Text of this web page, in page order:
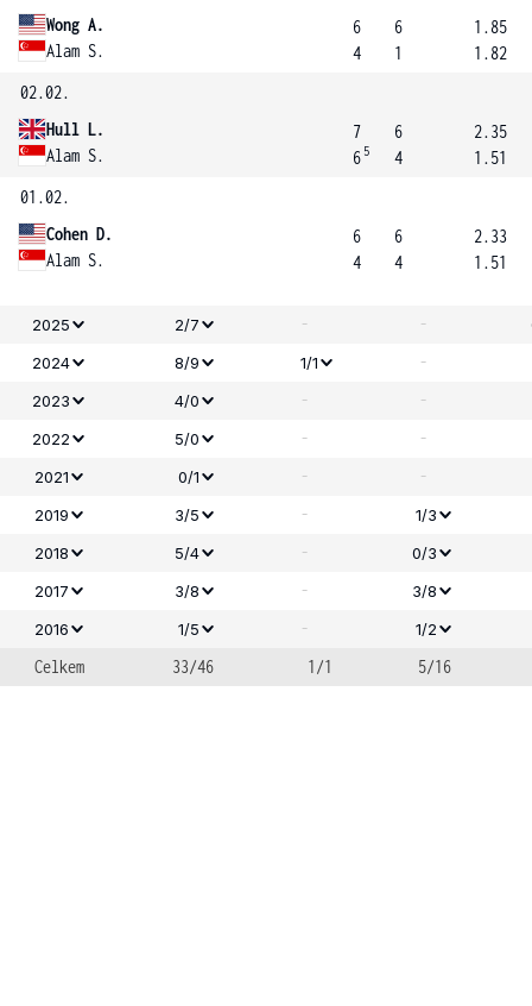
Wong A.
Alam S.
6
4
6
1
1.85
1.82
02.02.
Hull L.
Alam S.
7
6 5
6
4
2.35
1.51
01.02.
Cohen D.
Alam S.
6
4
6
4
2.33
1.51
2025 2/7 - -
2024
8/9 1/1 -
2023 4/0 - -
2022 5/0 - -
2021 0/1 - -
2019 3/5 -
1/3
2018
5/4 -
0/3
2017
3/8 -
3/8
2016
1/5 - 1/2
Celkem 33/46 1/1 5/16